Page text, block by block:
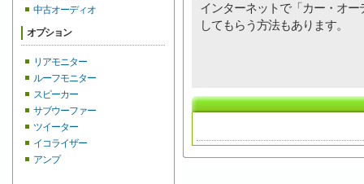
中古オーディオ
オプション
リアモニター
ルーフモニター
スピーカー
サブウーファー
ツイーター
イコライザー
アンプ
インターネットで「カー・オ
してもらう方法もあります。